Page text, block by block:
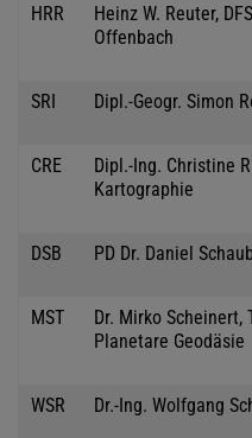
HRR
Heinz W. Reuter,
Offenbach
SRI Dipl.-Geogr. Simon
CRE
Dipl.-Ing. Christine
Kartographie
DSB PD Dr. Daniel
MST
Dr. Mirko Scheinert,
Planetare Geodäsie
WSR Dr.-Ing. Wolfgang